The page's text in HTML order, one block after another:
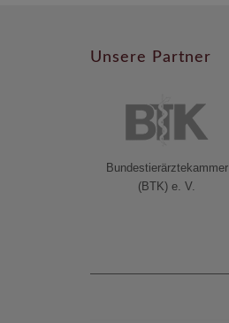
Unsere Partner
Bundestierärztekammer
(BTK) e. V.